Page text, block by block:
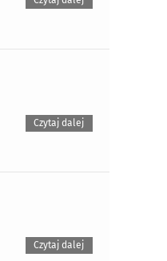
Czytaj dalej
Czytaj dalej